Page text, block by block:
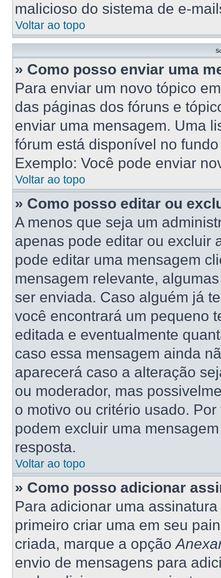
malicioso do sistema de e-
Voltar ao topo
» Como posso enviar uma
Para enviar um novo tópico
das páginas dos fóruns e
enviar uma mensagem. Uma
fórum está disponível no
Exemplo: Você pode enviar
Voltar ao topo
» Como posso editar ou
A menos que seja um
apenas pode editar ou excluir
pode editar uma mensagem
mensagem relevante,
ser enviada. Caso alguém já
você encontrará um pequeno
editada e eventualmente
caso essa mensagem ainda
aparecerá caso a alteração
ou moderador, mas
o motivo ou critério usado.
podem excluir uma
resposta.
Voltar ao topo
» Como posso adicionar
Para adicionar uma
primeiro criar uma em seu
criada, marque a opção
envio de mensagens para